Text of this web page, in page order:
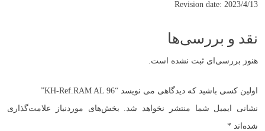
Revision date: 2023/4/13
نقد و بررسی‌ها
هنوز بررسی‌ای ثبت نشده است.
اولین کسی باشید که دیدگاهی می نویسد “KH-Ref.RAM AL 96”
نشانی ایمیل شما منتشر نخواهد شد.
بخش‌های موردنیاز علامت‌گذاری
شده‌اند *